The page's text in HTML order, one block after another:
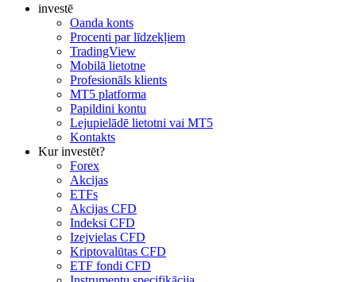
investē
Oanda konts
Procenti par līdzekļiem
TradingView
Mobilā lietotne
Profesionāls klients
MT5 platforma
Papildini kontu
Lejupielādē lietotni vai MT5
Kontakts
Kur investēt?
Forex
Akcijas
ETFs
Akcijas CFD
Indeksi CFD
Izejvielas CFD
Kriptovalūtas CFD
ETF fondi CFD